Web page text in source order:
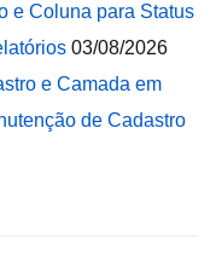
e Coluna para Status
03/08/2026
e Camada em
de Cadastro